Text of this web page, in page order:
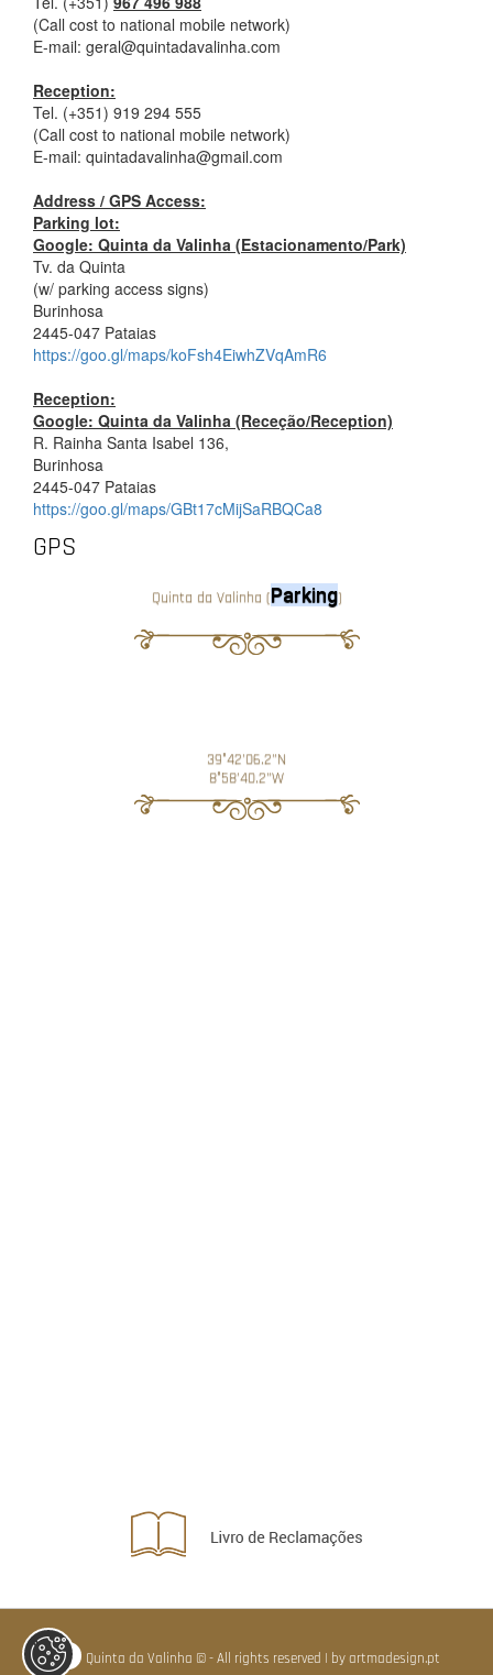
(Call cost to national mobile network)
E-mail: geral@quintadavalinha.com
Reception:
Tel. (+351) 919 294 555
(Call cost to national mobile network)
E-mail: quintadavalinha@gmail.com
Address / GPS Access:
Parking lot:
Google: Quinta da Valinha (Estacionamento/Park)
Tv. da Quinta
(w/ parking access signs)
Burinhosa
2445-047 Pataias
https://goo.gl/maps/koFsh4EiwhZVqAmR6
Reception:
Google: Quinta da Valinha (Receção/Reception)
R. Rainha Santa Isabel 136,
Burinhosa
2445-047 Pataias
https://goo.gl/maps/GBt17cMijSaRBQCa8
GPS
Quinta da Valinha (Parking)
39°42'06.2"N
8°58'40.2"W
Quinta da Valinha © - All rights reserved | by artmadesign.pt